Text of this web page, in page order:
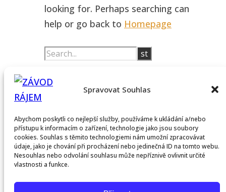
Spravovat Souhlas
Abychom poskytli co nejlepší služby, používáme k ukládání a/nebo
přístupu k informacím o zařízení, technologie jako jsou soubory
cookies. Souhlas s těmito technologiemi nám umožní zpracovávat
údaje, jako je chování při procházení nebo jedinečná ID na tomto webu.
Nesouhlas nebo odvolání souhlasu může nepříznivě ovlivnit určité
vlastnosti a funkce.
looking for. Perhaps searching can
help or go back to Homepage
FacebookInstagram
Domů
Trénink
Adventure